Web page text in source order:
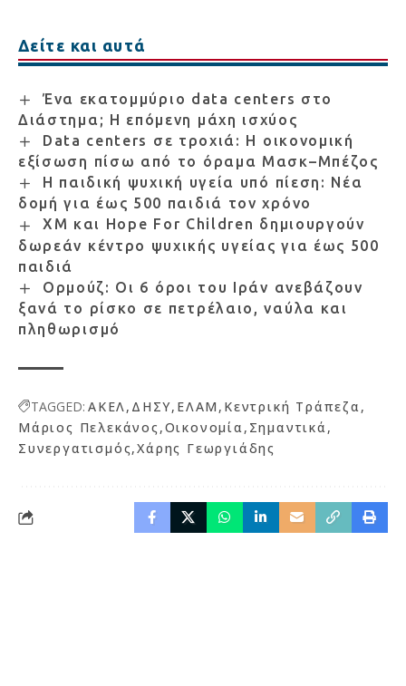
Δείτε και αυτά
Ένα εκατομμύριο data centers στο
Διάστημα; Η επόμενη μάχη ισχύος
Data centers σε τροχιά: Η οικονομική
εξίσωση πίσω από το όραμα Μασκ–Μπέζος
Η παιδική ψυχική υγεία υπό πίεση: Νέα
δομή για έως 500 παιδιά τον χρόνο
XM και Hope For Children δημιουργούν
δωρεάν κέντρο ψυχικής υγείας για έως 500
παιδιά
Ορμούζ: Οι 6 όροι του Ιράν ανεβάζουν
ξανά το ρίσκο σε πετρέλαιο, ναύλα και
πληθωρισμό
TAGGED: ΑΚΕΛ ΔΗΣΥ ΕΛΑΜ Κεντρική Τράπεζα
Μάριος Πελεκάνος Οικονομία Σημαντικά
Συνεργατισμός Χάρης Γεωργιάδης